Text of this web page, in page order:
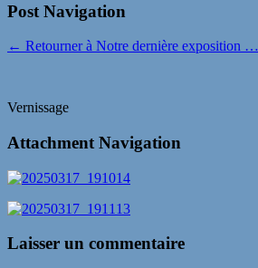
Post Navigation
← Retourner à Notre dernière exposition …
Vernissage
Attachment Navigation
Laisser un commentaire